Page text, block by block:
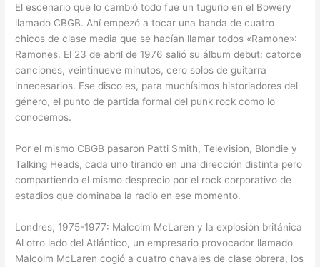
El escenario que lo cambió todo fue un tugurio en el Bowery
llamado CBGB. Ahí empezó a tocar una banda de cuatro
chicos de clase media que se hacían llamar todos «Ramone»:
Ramones. El 23 de abril de 1976 salió su álbum debut: catorce
canciones, veintinueve minutos, cero solos de guitarra
innecesarios. Ese disco es, para muchísimos historiadores del
género, el punto de partida formal del punk rock como lo
conocemos.
Por el mismo CBGB pasaron Patti Smith, Television, Blondie y
Talking Heads, cada uno tirando en una dirección distinta pero
compartiendo el mismo desprecio por el rock corporativo de
estadios que dominaba la radio en ese momento.
Londres, 1975-1977: Malcolm McLaren y la explosión británica
Al otro lado del Atlántico, un empresario provocador llamado
Malcolm McLaren cogió a cuatro chavales de clase obrera, los